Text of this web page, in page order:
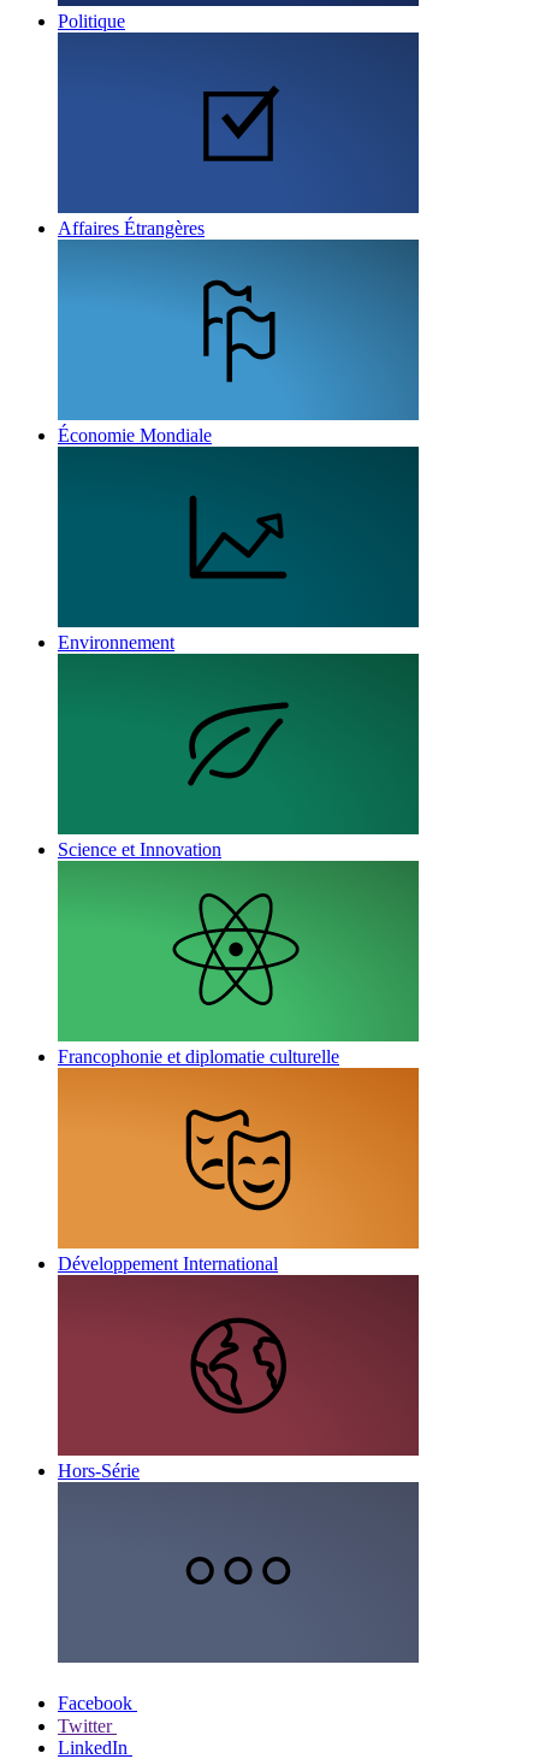
Politique
Affaires Étrangères
Économie Mondiale
Environnement
Science et Innovation
Francophonie et diplomatie culturelle
Développement International
Hors-Série
Facebook
Twitter
LinkedIn